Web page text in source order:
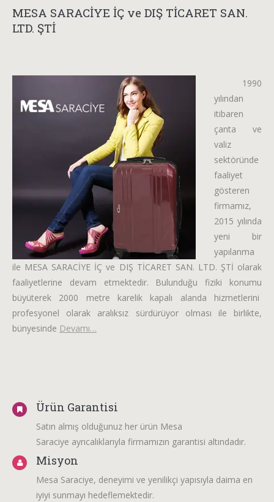
MESA SARACİYE İÇ ve DIŞ TİCARET SAN.
LTD. ŞTİ
1990
yılından
itibaren
çanta ve
valiz
sektöründe
faaliyet
gösteren
firmamız,
2015 yılında
yeni bir
yapılanma
ile MESA SARACİYE İÇ ve DIŞ TİCARET SAN. LTD. ŞTİ olarak
faaliyetlerine devam etmektedir. Bulunduğu fiziki konumu
büyüterek 2000 metre karelik kapalı alanda hizmetlerini
profesyonel olarak aralıksız sürdürüyor olması ile birlikte,
bünyesinde Devamı…
Ürün Garantisi
Satın almış olduğunuz her ürün Mesa
Saraciye ayrıcalıklarıyla firmamızın garantisi altındadır.
Misyon
Mesa Saraciye, deneyimi ve yenilikçi yapısıyla daima en
iyiyi sunmayı hedeflemektedir.